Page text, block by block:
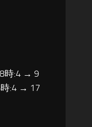
時:4 → 9
:4 → 17